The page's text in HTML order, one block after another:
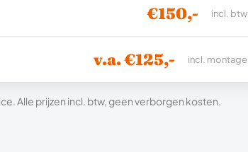
€150,- incl. btw
v.a. €125,- incl. montage
Alle prijzen incl. btw, geen verborgen kosten.